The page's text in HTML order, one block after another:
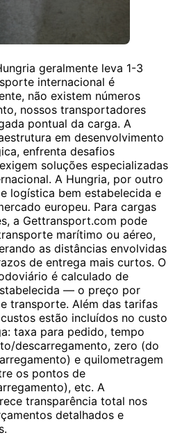
geralmente leva 1-3
internacional é
não existem números
nossos transportadores
pontual da carga. A
em desenvolvimento
enfrenta desafios
soluções especializadas
A Hungria, por outro
logística bem estabelecida e
europeu. Para cargas
a Gettransport.com pode
marítimo ou aéreo,
as distâncias envolvidas
de entrega mais curtos. O
é calculado de
— o preço por
transporte. Além das tarifas
estão incluídos no custo
taxa para pedido, tempo
descarregamento, zero (do
e quilometragem
os pontos de
etc. A
transparência total nos
detalhados e